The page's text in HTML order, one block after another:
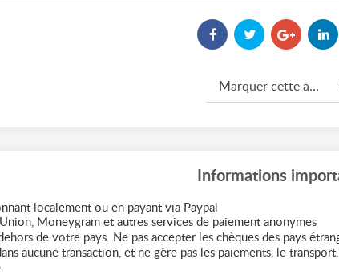
Marquer cette annonce comme...
Informations
localement ou en payant via Paypal
Moneygram et autres services de paiement anonymes
de votre pays. Ne pas accepter les chèques des pays
aucune transaction, et ne gère pas les paiements, le